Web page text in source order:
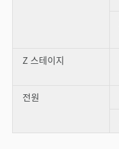
Z 스테이지
전원